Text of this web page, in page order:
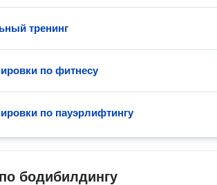
тренинг
по фитнесу
по пауэрлифтингу
бодибилдингу